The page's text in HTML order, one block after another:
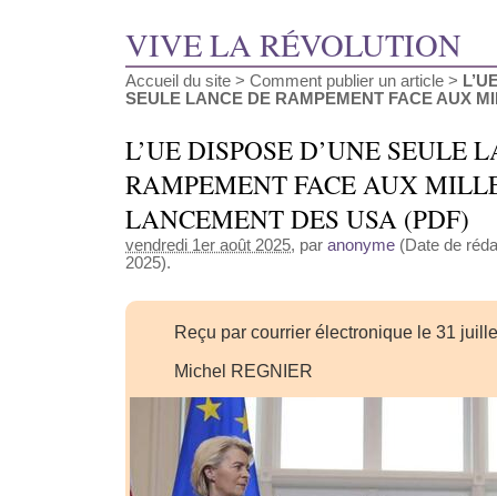
VIVE LA RÉVOLUTION
Accueil du site > Comment publier un article >
SEULE LANCE DE RAMPEMENT FACE AUX
L’UE DISPOSE D’UNE SEULE
RAMPEMENT FACE AUX
LANCEMENT DES USA (PDF)
vendredi 1er août 2025, par anonyme (Date de
2025).
Reçu par courrier électronique le 31
Michel REGNIER